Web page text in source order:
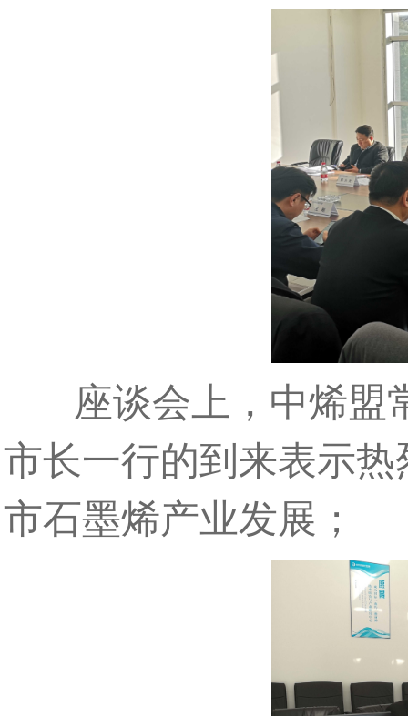
座谈会上，中烯盟
市长一行的到来表示
市石墨烯产业发展；